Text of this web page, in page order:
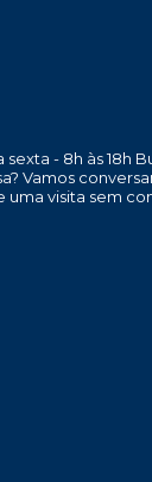
- 8h às 18h
Vamos
uma visita sem